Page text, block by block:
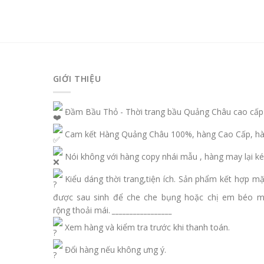
GIỚI THIỆU
Đầm Bầu Thỏ - Thời trang bầu Quảng Châu cao cấp
Cam kết Hàng Quảng Châu 100%, hàng Cao Cấp,
Nói không với hàng copy nhái mẫu , hàng may lại
Kiểu dáng thời trang,tiện ích. Sản phẩm kết hợp
được sau sinh để che che bụng hoặc chị em béo
rộng thoải mái.
Xem hàng và kiểm tra trước khi thanh toán.
Đổi hàng nếu không ưng ý.